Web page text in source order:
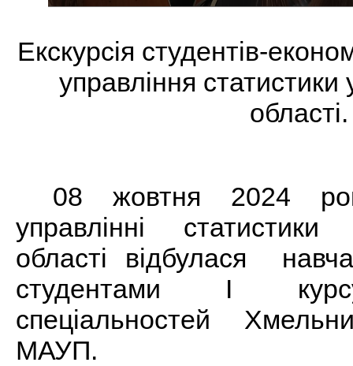
Екскурсія студентів-
управління
області.
08 жовтня 2024
управлінні
області відбулася
студентами І
спеціальностей
МАУП.